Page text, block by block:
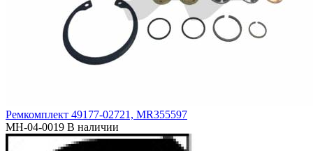
Ремкомплект 49177-02721, MR355597
MH-04-0019 В наличии